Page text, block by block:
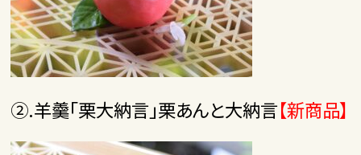
②.羊羹「栗大納言」栗あんと大納言【新商品】